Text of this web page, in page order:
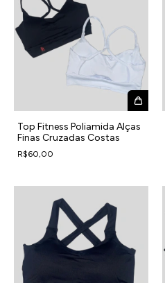
Top Fitness Poliamida Alças
Finas Cruzadas Costas
R$60,00